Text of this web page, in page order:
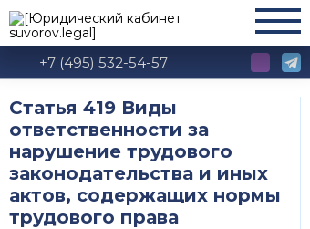
+7 (495) 532-54-57
Статья 419 Виды
ответственности за
нарушение трудового
законодательства и иных
актов, содержащих нормы
трудового права